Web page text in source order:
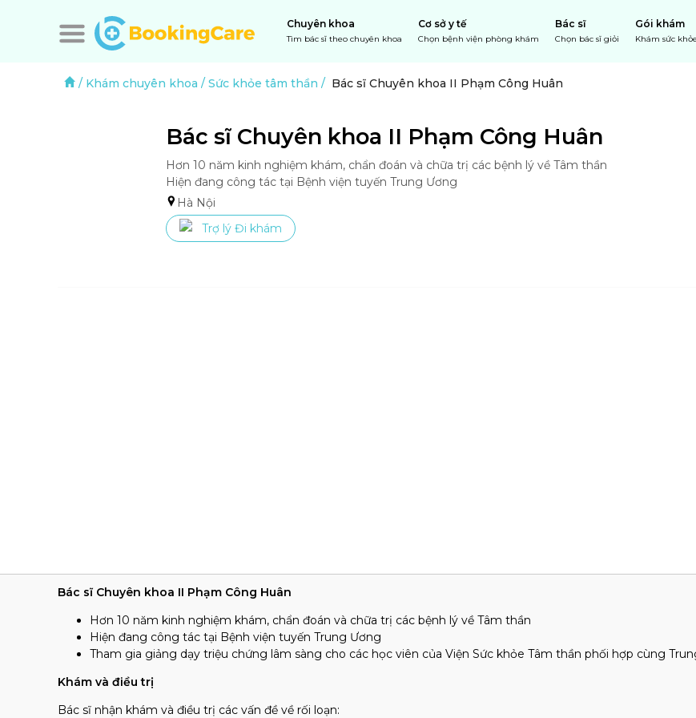
Chuyên khoa
Tìm bác sĩ theo chuyên khoa
Cơ sở y tế
Chọn bệnh viện phòng khám
Bác sĩ
Chọn bác sĩ giỏi
Gói khám
Khám sức
/ Khám chuyên khoa / Sức khỏe tâm thần / Bác sĩ Chuyên khoa II Phạm Công Huân
Bác sĩ Chuyên khoa II Phạm Công Huân
Hơn 10 năm kinh nghiệm khám, chẩn đoán và chữa trị các bệnh lý về Tâm thần
Hà Nội
Trợ lý Đi khám
Bác sĩ Chuyên khoa II Phạm Công Huân
Hơn 10 năm kinh nghiệm khám, chẩn đoán và chữa trị các bệnh lý về Tâm thần
Hiện đang công tác tại Bệnh viện tuyến Trung Ương
Tham gia giảng dạy triệu chứng lâm sàng cho các học viên của Viện Sức khỏe Tâm thần phối hợp cùng
Khám và điều trị
Bác sĩ nhận khám và điều trị các vấn đề về rối loạn: